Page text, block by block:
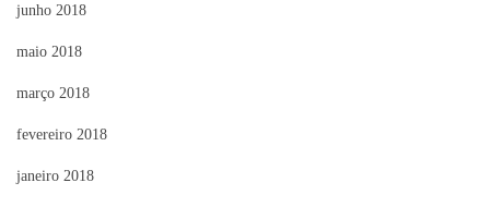
junho 2018
maio 2018
março 2018
fevereiro 2018
janeiro 2018